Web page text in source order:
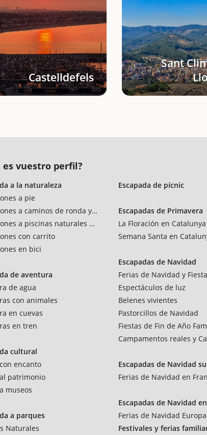
Castelldefels
Sant
es vuestro perfil?
a la naturaleza
a pie
a caminos de ronda y vías verdes
a piscinas naturales y rios
con carrito
en bici
de aventura
de agua
con animales
en cuevas
en tren
cultural
encanto
patrimonio
museos
a parques
Naturales
Escapada de pícnic
Escapadas de Primavera
La Floración en Catalunya
Semana Santa en
Escapadas de Navidad
Ferias de Navidad y
Espectáculos de luz
Belenes vivientes
Pastorcillos de Navidad
Fiestas de Fin de Año
Campamentos reales y
Escapadas de Navidad
Ferias de Navidad en
Escapadas de Navidad
Ferias de Navidad
Festivales y ferias